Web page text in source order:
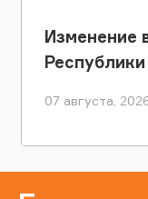
Изменение
07 августа,